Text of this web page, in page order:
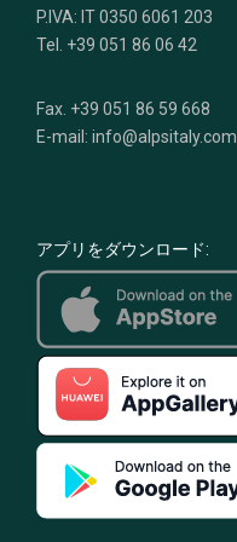
P.IVA: IT 0350 6061 203
Tel. +39 051 86 06 42
Fax. +39 051 86 59 668
E-mail: info@alpsitaly.com
アプリをダウンロード: